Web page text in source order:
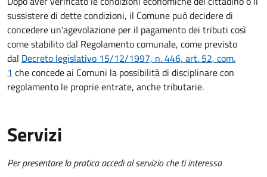
sussistere di dette condizioni, il Comune può decidere di
concedere un'agevolazione per il pagamento dei tributi così
come stabilito dal Regolamento comunale, come previsto
dal Decreto legislativo 15/12/1997, n. 446, art. 52, com.
1 che concede ai Comuni la possibilità di disciplinare con
regolamento le proprie entrate, anche tributarie.
Servizi
Per presentare la pratica accedi al servizio che ti interessa